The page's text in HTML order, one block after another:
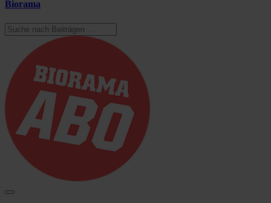
Biorama